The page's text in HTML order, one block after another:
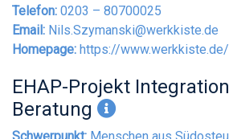
Telefon: 0203 – 80700025
Email: Nils.Szymanski@werkkiste.de
Homepage: https://www.werkkiste.de/
EHAP-Projekt
Beratung